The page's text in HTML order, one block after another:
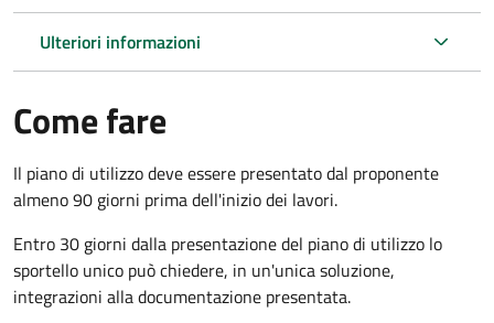
Ulteriori informazioni
Come fare
Il piano di utilizzo deve essere presentato dal proponente
almeno 90 giorni prima dell'inizio dei lavori.
Entro 30 giorni dalla presentazione del piano di utilizzo lo
sportello unico può chiedere, in un'unica soluzione,
integrazioni alla documentazione presentata.